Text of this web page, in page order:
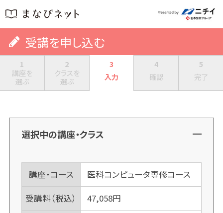
受講を申し込む
1
講座を
選ぶ
2
クラスを
選ぶ
3
入力
4
確認
5
完了
選択中の講座・クラス
講座・コース
医科コンピュータ専修コース
受講料（税込）
47,058円